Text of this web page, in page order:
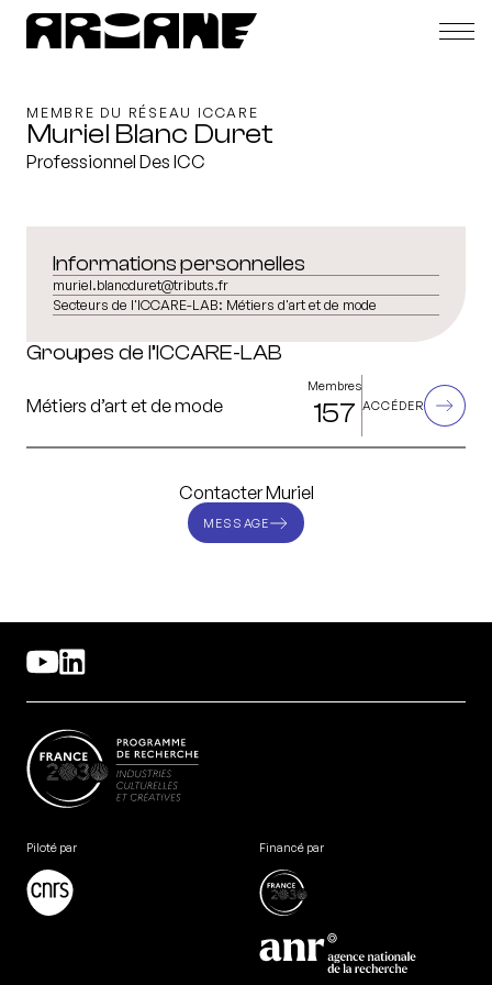
MEMBRE DU RÉSEAU ICCARE
Muriel Blanc Duret
Professionnel Des ICC
Informations personnelles
muriel.blancduret@tributs.fr
Secteurs de l'ICCARE-LAB: Métiers d'art et de mode
Groupes de l’ICCARE-LAB
Métiers d’art et de mode
Membres
157 ACCÉDER
Contacter Muriel
MESSAGE
Piloté par Financé par